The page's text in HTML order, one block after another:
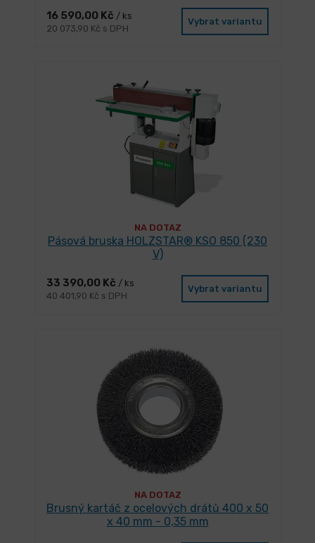
16 590,00 Kč / ks
20 073,90 Kč s DPH
Vybrat variantu
NA DOTAZ
Pásová bruska HOLZSTAR® KSO 850 (230
V)
33 390,00 Kč / ks
40 401,90 Kč s DPH
Vybrat variantu
NA DOTAZ
Brusný kartáč z ocelových drátů 400 x 50
x 40 mm - 0,35 mm